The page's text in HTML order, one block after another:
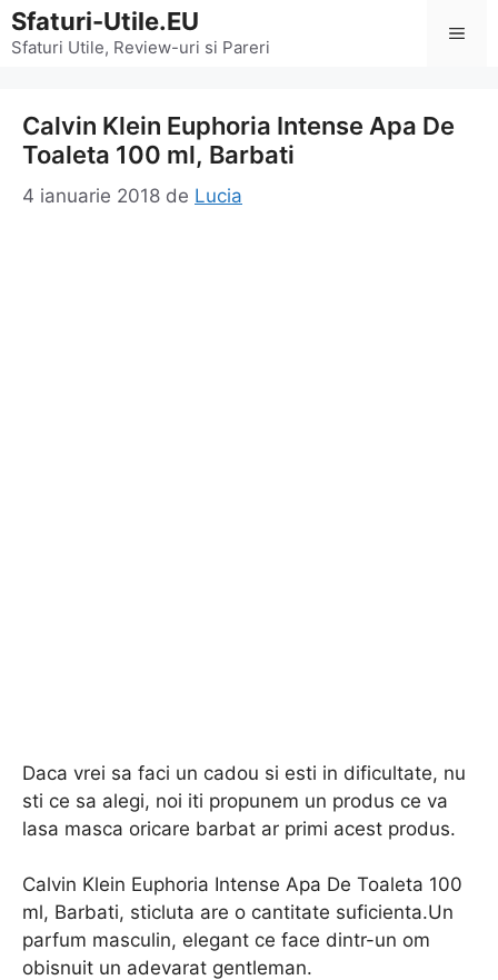
Sari
la
Sfaturi-Utile.EU
Sfaturi Utile, Review-uri si Pareri
Calvin Klein Euphoria Intense Apa De
Toaleta 100 ml, Barbati
4 ianuarie 2018 de Lucia
Daca vrei sa faci un cadou si esti in dificultate, nu
sti ce sa alegi, noi iti propunem un produs ce va
lasa masca oricare barbat ar primi acest produs.
Calvin Klein Euphoria Intense Apa De Toaleta 100
ml, Barbati, sticluta are o cantitate suficienta.Un
parfum masculin, elegant ce face dintr-un om
obisnuit un adevarat gentleman.